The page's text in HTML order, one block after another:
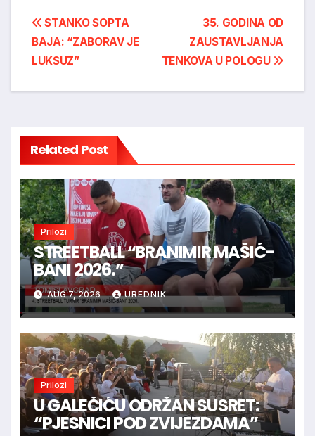
Post
navigation
35. GODINA OD
ZAUSTAVLJANJA
TENKOVA U POLOGU
STANKO SOPTA
BAJA: “ZABORAV JE
LUKSUZ”
Related Post
Prilozi
STREETBALL “BRANIMIR MAŠIĆ-
BANI 2026.”
AUG 7, 2026 UREDNIK
Prilozi
U GALEČIĆU ODRŽAN SUSRET:
“PJESNICI POD ZVIJEZDAMA”